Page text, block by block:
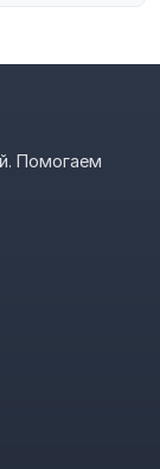
Помогаем